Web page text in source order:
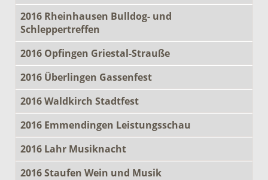
2016 Rheinhausen Bulldog- und
Schleppertreffen
2016 Opfingen Griestal-Strauße
2016 Überlingen Gassenfest
2016 Waldkirch Stadtfest
2016 Emmendingen Leistungsschau
2016 Lahr Musiknacht
2016 Staufen Wein und Musik